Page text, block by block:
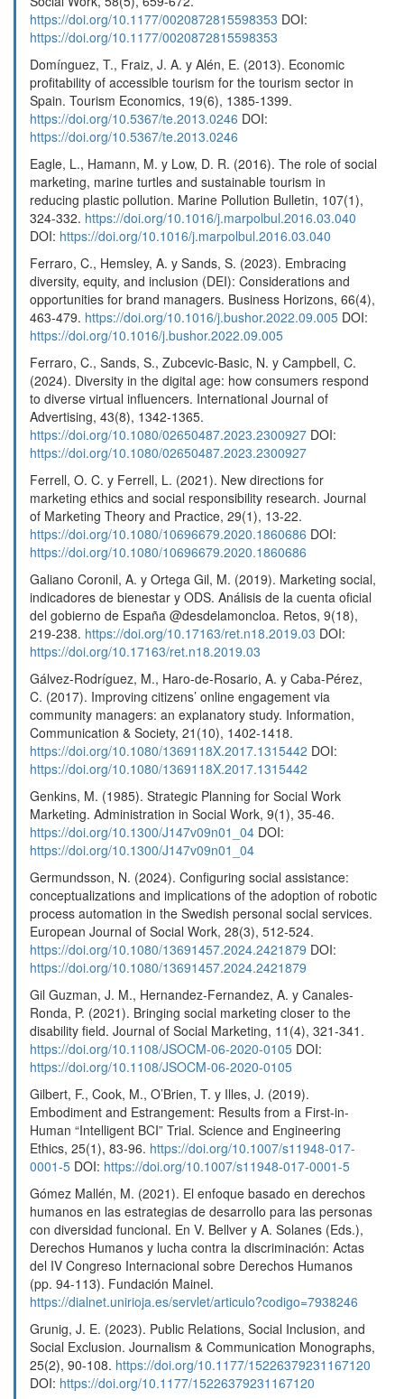
https://doi.org/10.1177/0020872815598353 DOI:
https://doi.org/10.1177/0020872815598353
Domínguez, T., Fraiz, J. A. y Alén, E. (2013). Economic
profitability of accessible tourism for the tourism sector in
Spain. Tourism Economics, 19(6), 1385-1399.
https://doi.org/10.5367/te.2013.0246 DOI:
https://doi.org/10.5367/te.2013.0246
Eagle, L., Hamann, M. y Low, D. R. (2016). The role of social
marketing, marine turtles and sustainable tourism in
reducing plastic pollution. Marine Pollution Bulletin, 107(1),
324-332. https://doi.org/10.1016/j.marpolbul.2016.03.040
DOI: https://doi.org/10.1016/j.marpolbul.2016.03.040
Ferraro, C., Hemsley, A. y Sands, S. (2023). Embracing
diversity, equity, and inclusion (DEI): Considerations and
opportunities for brand managers. Business Horizons, 66(4),
463-479. https://doi.org/10.1016/j.bushor.2022.09.005 DOI:
https://doi.org/10.1016/j.bushor.2022.09.005
Ferraro, C., Sands, S., Zubcevic-Basic, N. y Campbell, C.
(2024). Diversity in the digital age: how consumers respond
to diverse virtual influencers. International Journal of
Advertising, 43(8), 1342-1365.
https://doi.org/10.1080/02650487.2023.2300927 DOI:
https://doi.org/10.1080/02650487.2023.2300927
Ferrell, O. C. y Ferrell, L. (2021). New directions for
marketing ethics and social responsibility research. Journal
of Marketing Theory and Practice, 29(1), 13-22.
https://doi.org/10.1080/10696679.2020.1860686 DOI:
https://doi.org/10.1080/10696679.2020.1860686
Galiano Coronil, A. y Ortega Gil, M. (2019). Marketing social,
indicadores de bienestar y ODS. Análisis de la cuenta oficial
del gobierno de España @desdelamoncloa. Retos, 9(18),
219-238. https://doi.org/10.17163/ret.n18.2019.03 DOI:
https://doi.org/10.17163/ret.n18.2019.03
Gálvez-Rodríguez, M., Haro-de-Rosario, A. y Caba-Pérez,
C. (2017). Improving citizens’ online engagement via
community managers: an explanatory study. Information,
Communication & Society, 21(10), 1402-1418.
https://doi.org/10.1080/1369118X.2017.1315442 DOI:
https://doi.org/10.1080/1369118X.2017.1315442
Genkins, M. (1985). Strategic Planning for Social Work
Marketing. Administration in Social Work, 9(1), 35-46.
https://doi.org/10.1300/J147v09n01_04 DOI:
https://doi.org/10.1300/J147v09n01_04
Germundsson, N. (2024). Configuring social assistance:
conceptualizations and implications of the adoption of robotic
process automation in the Swedish personal social services.
European Journal of Social Work, 28(3), 512-524.
https://doi.org/10.1080/13691457.2024.2421879 DOI:
https://doi.org/10.1080/13691457.2024.2421879
Gil Guzman, J. M., Hernandez-Fernandez, A. y Canales-
Ronda, P. (2021). Bringing social marketing closer to the
disability field. Journal of Social Marketing, 11(4), 321-341.
https://doi.org/10.1108/JSOCM-06-2020-0105 DOI:
https://doi.org/10.1108/JSOCM-06-2020-0105
Gilbert, F., Cook, M., O’Brien, T. y Illes, J. (2019).
Embodiment and Estrangement: Results from a First-in-
Human “Intelligent BCI” Trial. Science and Engineering
Ethics, 25(1), 83-96. https://doi.org/10.1007/s11948-017-
0001-5 DOI: https://doi.org/10.1007/s11948-017-0001-5
Gómez Mallén, M. (2021). El enfoque basado en derechos
humanos en las estrategias de desarrollo para las personas
con diversidad funcional. En V. Bellver y A. Solanes (Eds.),
Derechos Humanos y lucha contra la discriminación: Actas
del IV Congreso Internacional sobre Derechos Humanos
(pp. 94-113). Fundación Mainel.
https://dialnet.unirioja.es/servlet/articulo?codigo=7938246
Grunig, J. E. (2023). Public Relations, Social Inclusion, and
Social Exclusion. Journalism & Communication Monographs,
25(2), 90-108. https://doi.org/10.1177/15226379231167120
DOI: https://doi.org/10.1177/15226379231167120